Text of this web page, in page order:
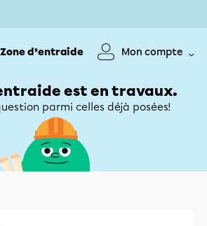
Zone d’entraide Mon compte
est en travaux.
parmi celles déjà posées!